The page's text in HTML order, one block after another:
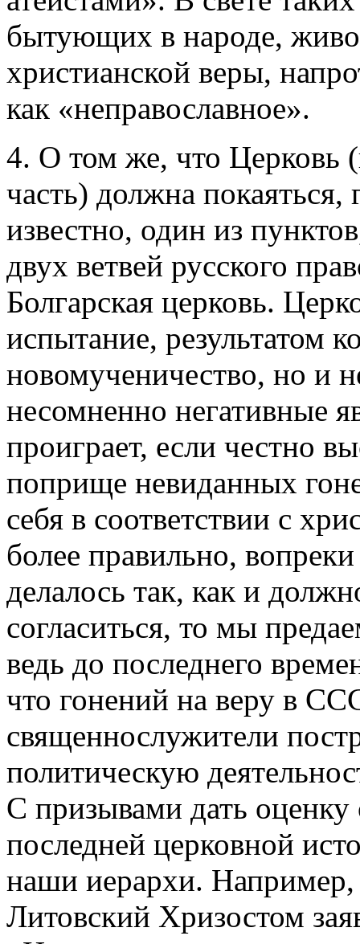
бытующих в народе,
христианской веры,
как «неправославное».
4. О том же, что Церковь
часть) должна покаяться,
известно, один из
двух ветвей русского
Болгарская церковь.
испытание, результатом
новомученичество, но и
несомненно негативные
проиграет, если честно
поприще невиданных
себя в соответствии с
более правильно,
делалось так, как и
согласиться, то мы
ведь до последнего
что гонений на веру в
священнослужители
политическую
С призывами дать
последней церковной
наши иерархи.
Литовский Хризостом